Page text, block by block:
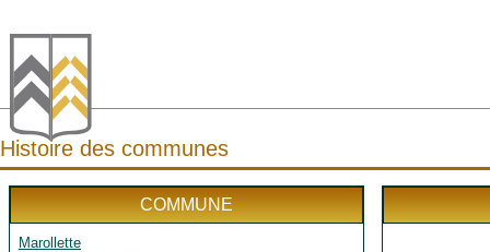
Histoire des communes
COMMUNE
Marollette